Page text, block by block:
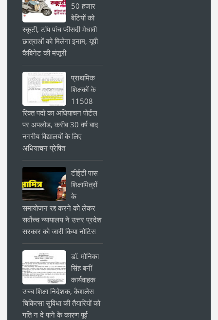
50 हजार
बेटियों को
स्कूटी, टॉप पांच फीसदी मेधावी
छात्राओं को मिलेगा इनाम, यूपी
कैबिनेट की मंजूरी
प्राथमिक
शिक्षकों के
11508
रिक्त पदों का अधियाचन पोर्टल
पर अपलोड, करीब 30 वर्ष बाद
नगरीय विद्यालयों के लिए
अधियाचन प्रेषित
टीईटी पास
शिक्षामित्रों
के
समायोजन रद्द करने को लेकर
सर्वोच्च न्यायालय ने उत्तर प्रदेश
सरकार को जारी किया नोटिस
डॉ. मोनिका
सिंह बनीं
कार्यवाहक
उच्च शिक्षा निदेशक, कैशलेस
चिकित्सा सुविधा की तैयारियों को
गति न दे पाने के कारण पूर्व